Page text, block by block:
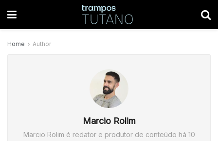
Home Author
Marcio Rolim
Marcio Rolim é redator e produtor de conteúdo há 10